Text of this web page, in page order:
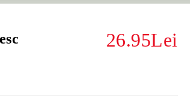
26.95Lei